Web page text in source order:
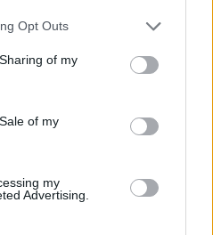
Opt Outs
of my
of my
my
Advertising.
Infortunato 0 - 0%
Inutilizzato